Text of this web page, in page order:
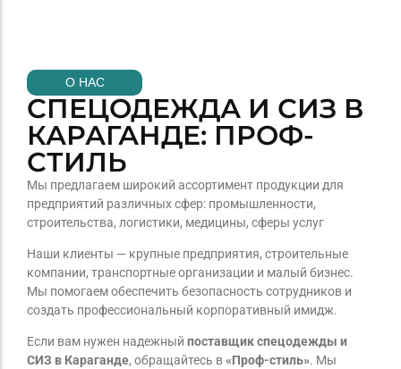
О НАС
СПЕЦОДЕЖДА И СИЗ В
КАРАГАНДЕ: ПРОФ-
СТИЛЬ
Мы предлагаем широкий ассортимент продукции для
предприятий различных сфер: промышленности,
строительства, логистики, медицины, сферы услуг
Наши клиенты — крупные предприятия, строительные
компании, транспортные организации и малый бизнес.
Мы помогаем обеспечить безопасность сотрудников и
создать профессиональный корпоративный имидж.
Если вам нужен надежный поставщик спецодежды и
СИЗ в Караганде, обращайтесь в«Проф-стиль». Мы